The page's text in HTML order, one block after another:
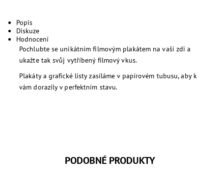
Popis
Diskuze
Hodnocení
Pochlubte se unikátním filmovým plakátem na vaší zdi a
ukažte tak svůj vytříbený filmový vkus.
Plakáty a grafické listy zasíláme v papírovém tubusu, aby k
vám dorazily v perfektním stavu.
PODOBNÉ PRODUKTY